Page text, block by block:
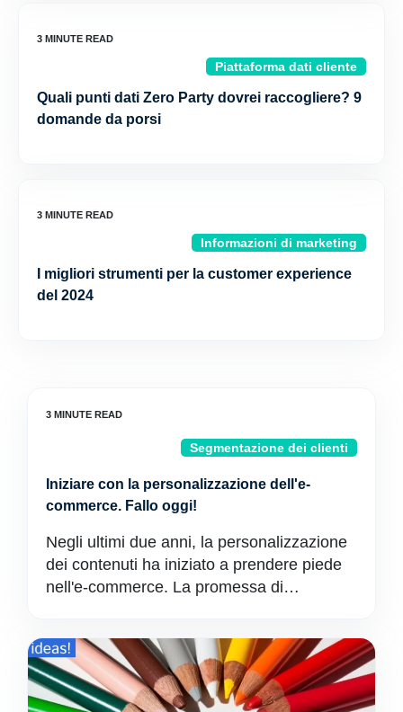
Piattaforma dati cliente
Quali punti dati Zero Party dovrei raccogliere? 9
domande da porsi
Informazioni di marketing
I migliori strumenti per la customer experience
del 2024
Segmentazione dei clienti
Iniziare con la personalizzazione dell'e-
commerce. Fallo oggi!
Negli ultimi due anni, la personalizzazione
dei contenuti ha iniziato a prendere piede
nell'e-commerce. La promessa di…